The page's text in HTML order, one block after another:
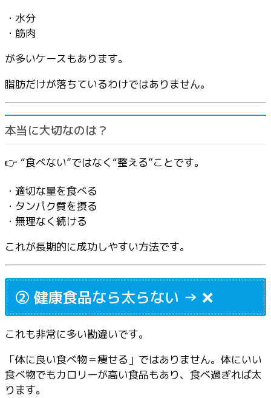
・水分
・筋肉
が多いケースもあります。
脂肪だけが落ちているわけではありません。
本当に大切なのは？
👉 “食べない”ではなく“整える”ことです。
・適切な量を食べる
・タンパク質を摂る
・無理なく続ける
これが長期的に成功しやすい方法です。
② 健康食品なら太らない → ❌
これも非常に多い勘違いです。
「体に良い食べ物＝痩せる」ではありません。体にいい
食べ物でもカロリーが高い食品もあり、食べ過ぎれば太
ります。